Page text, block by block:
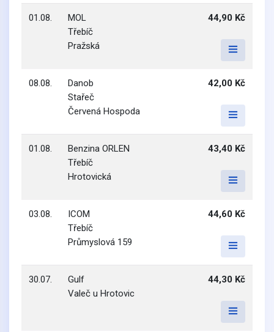
01.08.
MOL
Třebíč
Pražská
44,90 Kč
08.08.
Danob
Stařeč
Červená Hospoda
42,00 Kč
01.08.
Benzina ORLEN
Třebíč
Hrotovická
43,40 Kč
03.08.
ICOM
Třebíč
Průmyslová 159
44,60 Kč
30.07.
Gulf
Valeč u Hrotovic
44,30 Kč